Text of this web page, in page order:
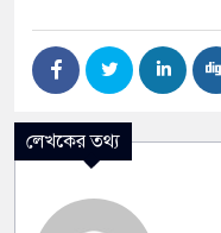
লেখকের তথ্য